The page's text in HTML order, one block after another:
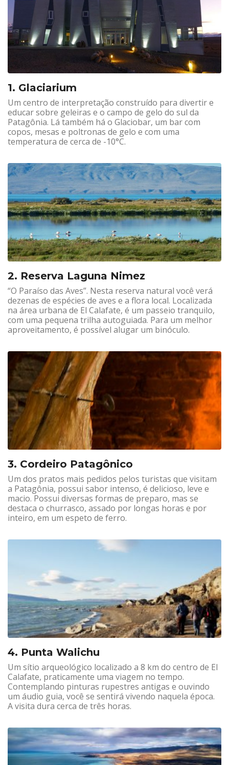
1. Glaciarium
Um centro de interpretação construído para divertir e
educar sobre geleiras e o campo de gelo do sul da
Patagônia. Lá também há o Glaciobar, um bar com
copos, mesas e poltronas de gelo e com uma
temperatura de cerca de -10°C.
2. Reserva Laguna Nimez
“O Paraíso das Aves”. Nesta reserva natural você verá
dezenas de espécies de aves e a flora local. Localizada
na área urbana de El Calafate, é um passeio tranquilo,
com uma pequena trilha autoguiada. Para um melhor
aproveitamento, é possível alugar um binóculo.
3. Cordeiro Patagônico
Um dos pratos mais pedidos pelos turistas que visitam
a Patagônia, possui sabor intenso, é delicioso, leve e
macio. Possui diversas formas de preparo, mas se
destaca o churrasco, assado por longas horas e por
inteiro, em um espeto de ferro.
4. Punta Walichu
Um sítio arqueológico localizado a 8 km do centro de El
Calafate, praticamente uma viagem no tempo.
Contemplando pinturas rupestres antigas e ouvindo
um áudio guia, você se sentirá vivendo naquela época.
A visita dura cerca de três horas.